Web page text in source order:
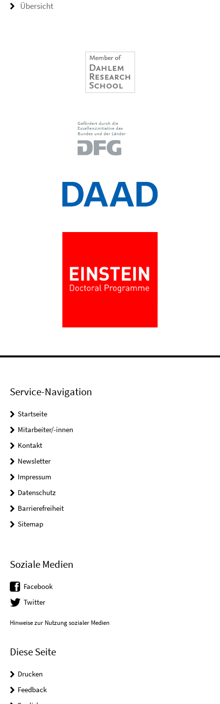
Übersicht
Service-Navigation
Startseite
Mitarbeiter/-innen
Kontakt
Newsletter
Impressum
Datenschutz
Barrierefreiheit
Sitemap
Soziale Medien
Facebook
Twitter
Hinweise zur Nutzung sozialer Medien
Diese Seite
Drucken
Feedback